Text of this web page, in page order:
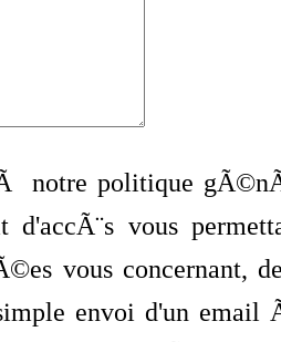
notre politique
d'accÃ¨s vous
vous concernant,
envoi d'un